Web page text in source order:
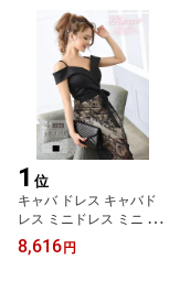
入りでお腹カバー 足長
1 位
キャバ ドレス キャバド
レス ミニドレス ミニ パ
ーティードレス 大きいサ
イズ オープンショルダー
8,616 円